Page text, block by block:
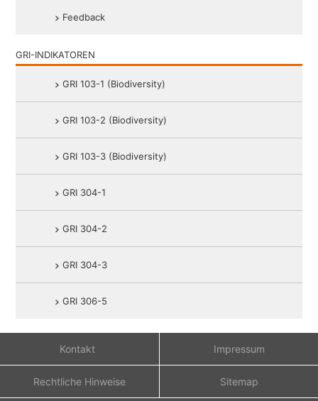
Feedback
GRI-INDIKATOREN
GRI 103-1 (Biodiversity)
GRI 103-2 (Biodiversity)
GRI 103-3 (Biodiversity)
GRI 304-1
GRI 304-2
GRI 304-3
GRI 306-5
Kontakt Impressum
Rechtliche Hinweise Sitemap